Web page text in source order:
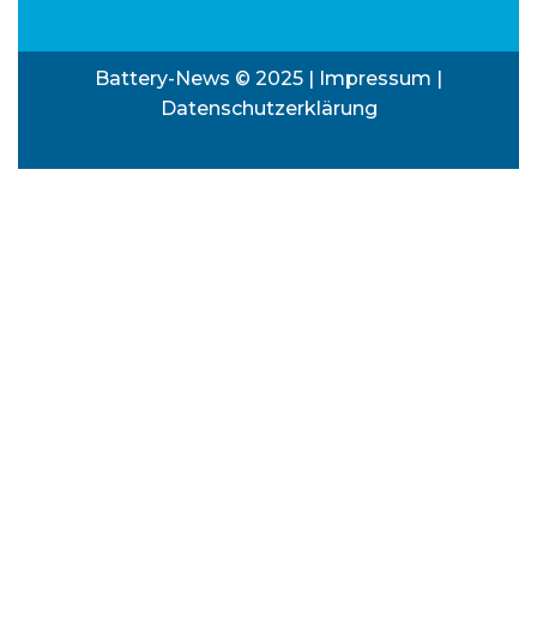
Battery-News © 2025 | Impressum |
Datenschutzerklärung